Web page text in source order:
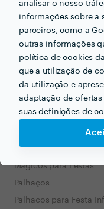
analisar o nosso
informações sobre a
parceiros, como a
outras informações
política de cookies
que a utilização de
da utilização e
adaptação de ofertas
suas definições de
Animação
Actores
Actriz
Animação de
Animação Infantil
Animação Infantil
Caricaturista
Mágico para Festa
Mágicos para Festas
Palhaços
Palhacos para Festa